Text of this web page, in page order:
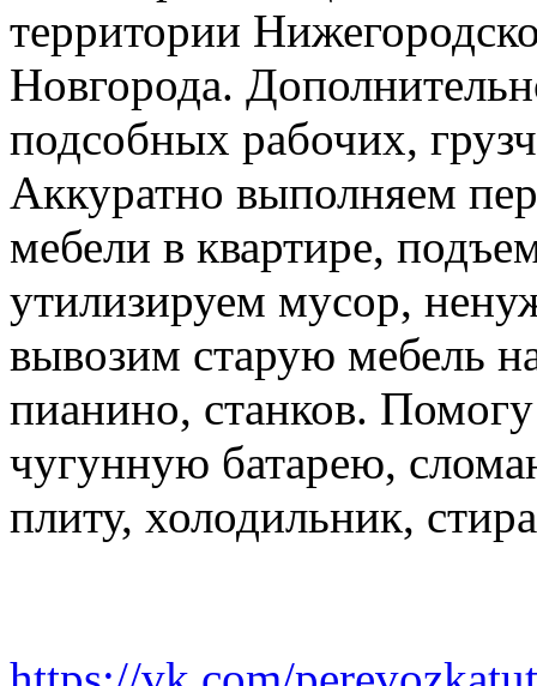
территории
Новгорода.
подсобных рабочих,
Аккуратно выполняем
мебели в квартире,
утилизируем мусор,
вывозим старую мебель
пианино, станков.
чугунную батарею,
плиту, холодильник,